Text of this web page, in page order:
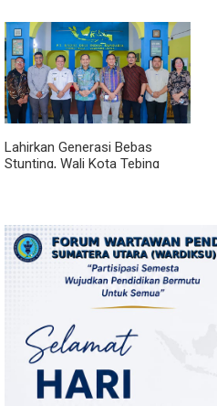
Lahirkan Generasi Bebas
Stunting, Wali Kota Tebing